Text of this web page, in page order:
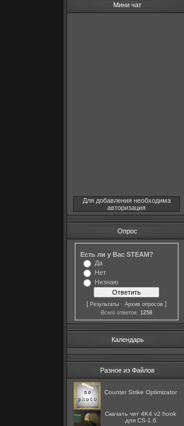
Мини чат
Для добавления необходима
авторизация
Опрос
Есть ли у Вас STEAM?
Да
Нет
Незнаю
[ Результаты · Архив опросов ]
Всего ответов: 1258
Календарь
Разное из Файлов
Counter Strike Optimizator
Скачать чит 4K4 v2 hook
для CS-1.6